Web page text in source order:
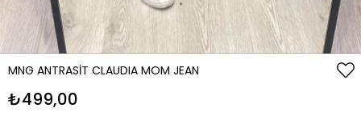
MNG ANTRASIT CLAUDIA MOM JEAN
₺499,00